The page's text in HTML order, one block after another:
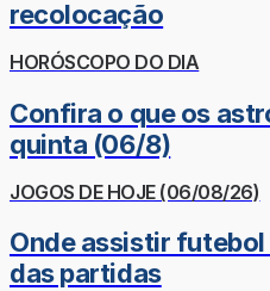
recolocação
HORÓSCOPO DO DIA
Confira o que os
quinta (06/8)
JOGOS DE HOJE (06/08/26)
Onde assistir
das partidas